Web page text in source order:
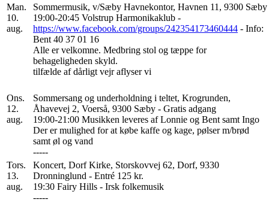
Man.
10.
aug.
Sommermusik, v/Sæby Havnekontor, Havnen 11, 9300 Sæby
19:00-20:45 Volstrup Harmonikaklub -
https://www.facebook.com/groups/242354173460444 - Info:
Bent 40 37 01 16
Alle er velkomne. Medbring stol og tæppe for
behageligheden skyld.
tilfælde af dårligt vejr aflyser vi
Ons.
12.
aug.
Sommersang og underholdning i teltet, Krogrunden,
Åhavevej 2, Voerså, 9300 Sæby - Gratis adgang
19:00-21:00 Musikken leveres af Lonnie og Bent samt Ingo
Der er mulighed for at købe kaffe og kage, pølser m/brød
samt øl og vand
-----
Tors.
13.
aug.
Koncert, Dorf Kirke, Storskovvej 62, Dorf, 9330
Dronninglund - Entré 125 kr.
19:30 Fairy Hills - Irsk folkemusik
-----